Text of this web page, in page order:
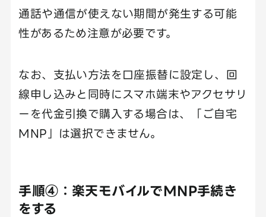
通話や通信が使えない期間が発生する可能
性があるため注意が必要です。
なお、支払い方法を口座振替に設定し、回
線申し込みと同時にスマホ端末やアクセサリ
ーを代金引換で購入する場合は、「ご自宅
MNP」は選択できません。
手順④：楽天モバイルでMNP手続き
をする